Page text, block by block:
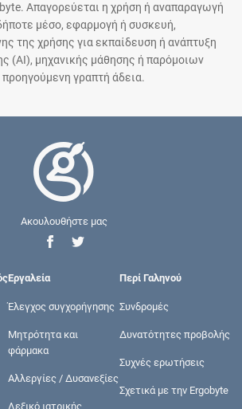
Απαγορεύεται η χρήση ή αναπαραγωγή
μέσο, εφαρμογή ή συσκευή,
της χρήσης για εκπαίδευση ή ανάπτυξη
(AI), μηχανικής μάθησης ή παρόμοιων
γραπτή άδεια.
Ακουλουθήστε μας
Εργαλεία
Έλεγχος συγχορήγησης
Μητρότητα και
φάρμακα
Αλλεργίες / Δυσανεξίες
Λεξικό ιατρικής
Περί Γαληνού
Συνδρομές
Δυνατότητες προβολής
Συχνές ερωτήσεις
Σχετικά με την Ergobyte